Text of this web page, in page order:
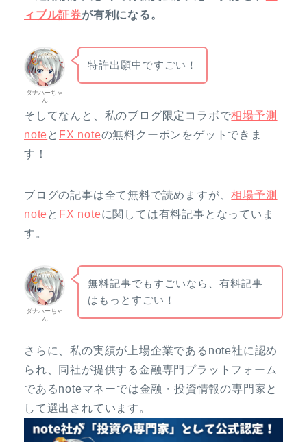
ィブル証券が有利になる。
ダナハーちゃ
ん
特許出願中ですごい！
そしてなんと、私のブログ限定コラボで相場予測
note と FX noteの無料クーポンをゲットできま
す！
ブログの記事は全て無料で読めますが、相場予測
note と FX noteに関しては有料記事となっていま
す。
ダナハーちゃ
ん
無料記事でもすごいなら、有料記事
はもっとすごい！
さらに、私の実績が上場企業であるnote社に認め
られ、同社が提供する金融専門プラットフォーム
であるnoteマネーでは金融・投資情報の専門家と
して選出されています。